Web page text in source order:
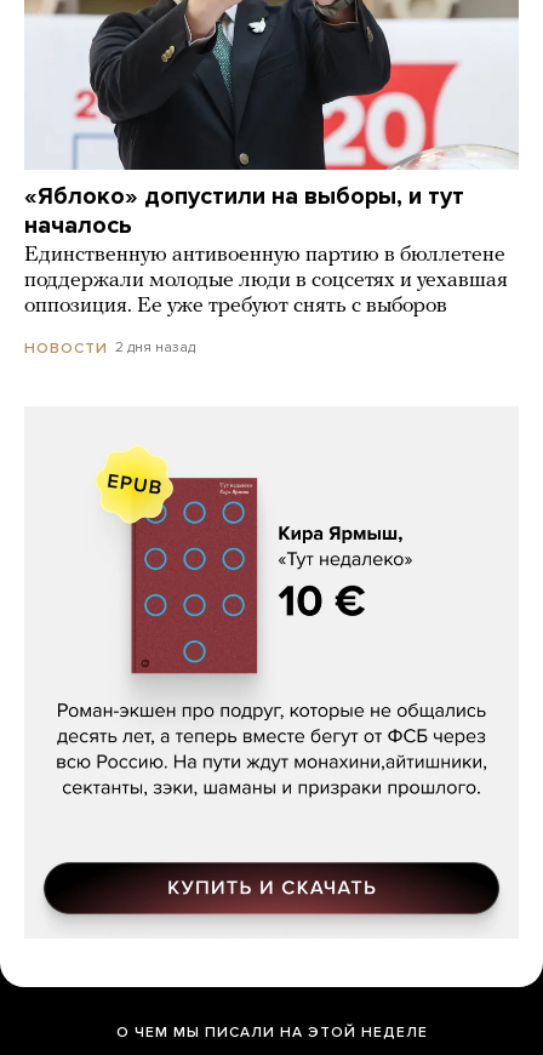
«Яблоко» допустили на выборы, и тут
началось
Единственную антивоенную партию в бюллетене
поддержали молодые люди в соцсетях и уехавшая
оппозиция. Ее уже требуют снять с выборов
НОВОСТИ 2 дня назад
Кира Ярмыш, «Тут недалеко»
О ЧЕМ МЫ ПИСАЛИ НА ЭТОЙ НЕДЕЛЕ